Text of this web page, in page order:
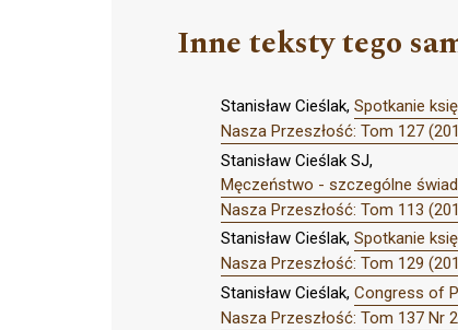
Inne teksty tego
Stanisław Cieślak, Spotkanie
Nasza Przeszłość: Tom 127
Stanisław Cieślak SJ,
Męczeństwo - szczególne
Nasza Przeszłość: Tom 113
Stanisław Cieślak, Spotkanie
Nasza Przeszłość: Tom 129
Stanisław Cieślak, Congress of
Nasza Przeszłość: Tom 137 Nr